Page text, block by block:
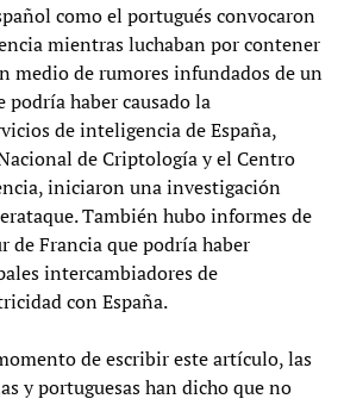
como el portugués convocaron
mientras luchaban por contener
medio de rumores infundados de un
podría haber causado la
de inteligencia de España,
de Criptología y el Centro
iniciaron una investigación
También hubo informes de
de Francia que podría haber
intercambiadores de
con España.
de escribir este artículo, las
y portuguesas han dicho que no